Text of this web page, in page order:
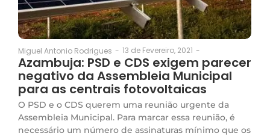
Miguel Antonio Rodrigues - 13 de Fevereiro, 2021 -
Azambuja: PSD e CDS exigem parecer
negativo da Assembleia Municipal
para as centrais fotovoltaicas
O PSD e o CDS querem uma reunião urgente da
Assembleia Municipal. Para marcar essa reunião, é
necessário um número de assinaturas mínimo que os